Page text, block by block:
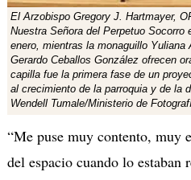
El Arzobispo Gregory J. Hartmayer,
Nuestra Señora del Perpetuo
enero, mientras la monaguillo Yuliana
Gerardo Ceballos González ofrecen
capilla fue la primera fase de un
al crecimiento de la parroquia y de la
Wendell Tumale/Ministerio de
“Me puse muy contento, muy
del espacio cuando lo estaban